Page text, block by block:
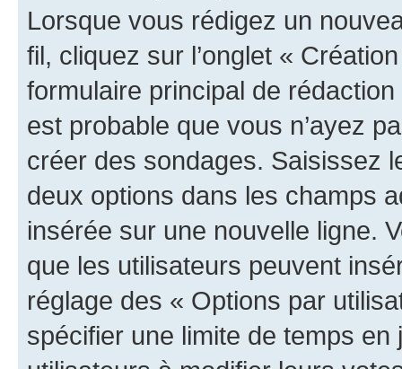
Lorsque vous rédigez un
fil, cliquez sur l’onglet «
formulaire principal de
est probable que vous n’ayez
créer des sondages. Saisissez
deux options dans les champs
insérée sur une nouvelle ligne.
que les utilisateurs peuvent
réglage des « Options par
spécifier une limite de temps